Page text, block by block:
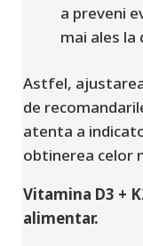
a preveni
mai ales la
Astfel,
de
atenta a
obtinerea celor
Vitamina D3 +
alimentar.